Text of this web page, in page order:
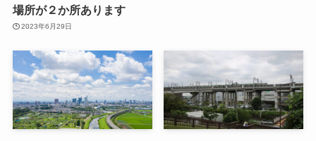
場所が２か所あります
2023年6月29日